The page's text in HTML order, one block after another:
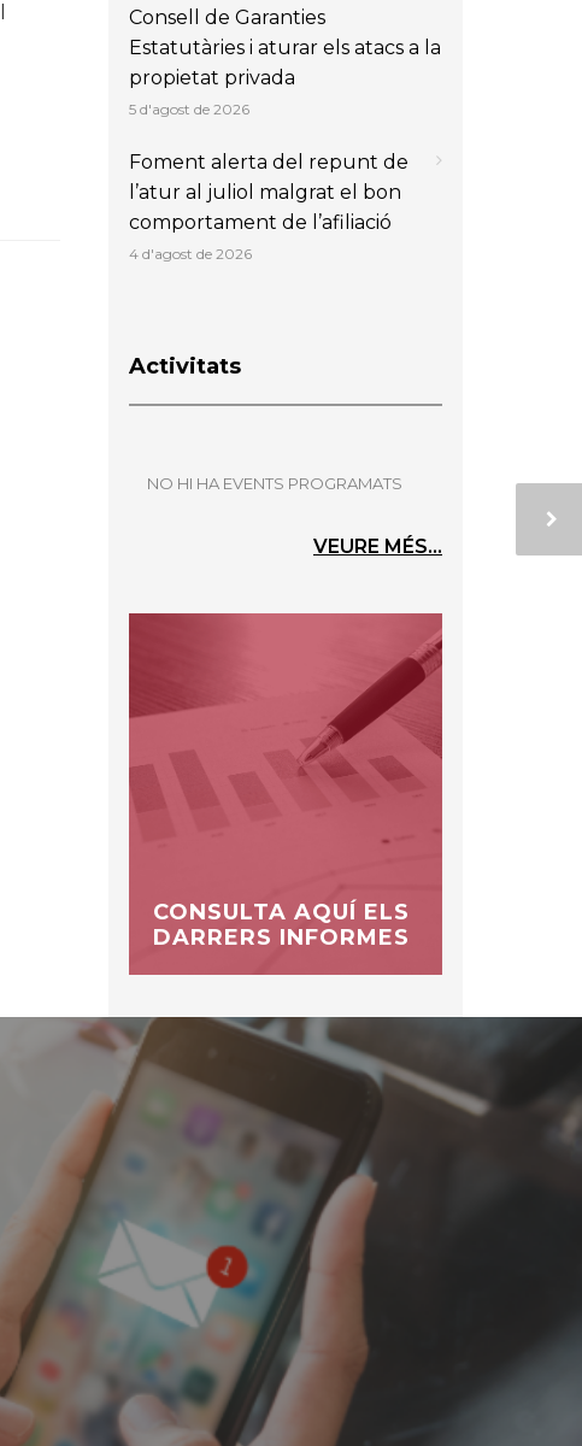
Consell de Garanties
Estatutàries i aturar els atacs a la
propietat privada
5 d'agost de 2026
Foment alerta del repunt de
l’atur al juliol malgrat el bon
comportament de l’afiliació
4 d'agost de 2026
Activitats
NO HI HA EVENTS PROGRAMATS
VEURE MÉS...
CONSULTA AQUÍ ELS
DARRERS INFORMES